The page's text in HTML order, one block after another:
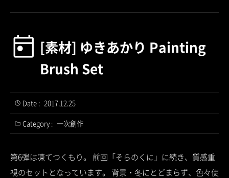
[素材] ゆきあかり Painting
Brush Set
Date : 2017.12.25
Category : 一次創作
第6弾は凍てつくもり。 前回「そらのくに」に続き、質感重
視のセットとなっています。 背景・冬にとどまらず、色々使